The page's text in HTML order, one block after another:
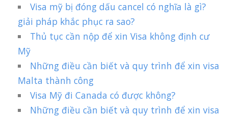
Visa mỹ bị đóng dấu cancel có nghĩa là gì?
giải pháp khắc phục ra sao?
Thủ tục cần nộp để xin Visa không định cư
Mỹ
Những điều cần biết và quy trình để xin visa
Malta thành công
Visa Mỹ đi Canada có được không?
Những điều cần biết và quy trình để xin visa